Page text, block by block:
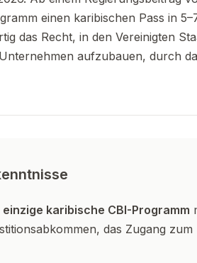
einen karibischen Pass in
das Recht, in den Vereinigten
aufzubauen, durch
einzige karibische CBI-Programm
das Zugang zum